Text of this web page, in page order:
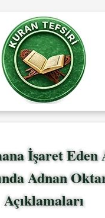
İşaret Eden
Adnan
Açıklamaları